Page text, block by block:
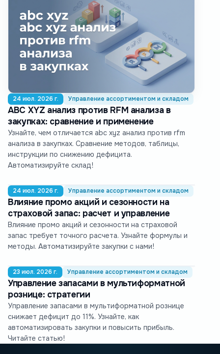
24 июл. 2026 г. Управление ассортиментом и складом
ABC XYZ анализ против RFM анализа в
закупках: сравнение и применение
Узнайте, чем отличается abc xyz анализ против rfm
анализа в закупках. Сравнение методов, таблицы,
инструкции по снижению дефицита.
Автоматизируйте склад!
24 июл. 2026 г. Управление ассортиментом и складом
Влияние промо акций и сезонности на
страховой запас: расчет и управление
Влияние промо акций и сезонности на страховой
запас требует точного расчета. Узнайте формулы и